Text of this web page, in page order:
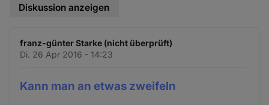
Diskussion anzeigen
franz-günter Starke (nicht überprüft)
Di. 26 Apr 2016 - 14:23
Kann man an etwas zweifeln